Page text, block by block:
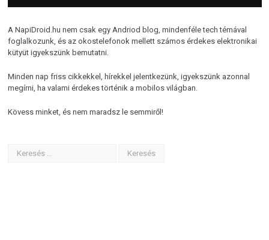
A NapiDroid.hu nem csak egy Andriod blog, mindenféle tech témával
foglalkozunk, és az okostelefonok mellett számos érdekes elektronikai
kütyüt igyekszünk bemutatni.
Minden nap friss cikkekkel, hírekkel jelentkezünk, igyekszünk azonnal
megírni, ha valami érdekes történik a mobilos világban.
Kövess minket, és nem maradsz le semmiről!